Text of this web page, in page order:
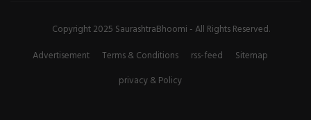
Copyright 2025 SaurashtraBhoomi - All Rights Reserved.
Advertisement
Terms & Conditions rss-feed
Sitemap
privacy & Policy